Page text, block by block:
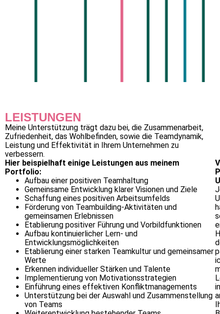
LEISTUNGEN
Meine Unterstützung trägt dazu bei, die Zusammenarbeit,
Zufriedenheit, das Wohlbefinden, sowie die Teamdynamik,
Leistung und Effektivität in Ihrem Unternehmen zu
verbessern.
Hier beispielhaft einige Leistungen aus meinem
Portfolio:
Aufbau einer positiven Teamhaltung
Gemeinsame Entwicklung klarer Visionen und Ziele
Schaffung eines positiven Arbeitsumfelds
Förderung von Teambuilding-Aktivitäten und
gemeinsamen Erlebnissen
Etablierung positiver Führung und Vorbildfunktionen
Aufbau kontinuierlicher Lern- und
Entwicklungsmöglichkeiten
Etablierung einer starken Teamkultur und gemeinsamer
Werte
Erkennen individueller Stärken und Talente
Implementierung von Motivationsstrategien
Einführung eines effektiven Konfliktmanagements
Unterstützung bei der Auswahl und Zusammenstellung
von Teams